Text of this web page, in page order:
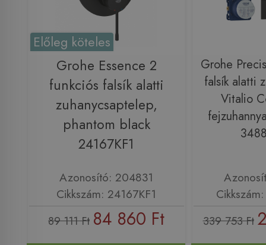
Előleg köteles
Grohe Essence 2
funkciós falsík alatti
zuhanycsaptelep,
phantom black
24167KF1
Azonosító: 204831
Cikkszám: 24167KF1
89 111 Ft 84 860 Ft
Grohe
falsík alatti
Vitalio
339 753 Ft